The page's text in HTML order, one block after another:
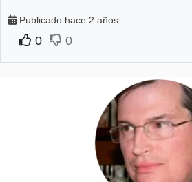
Publicado hace 2 años
0 0